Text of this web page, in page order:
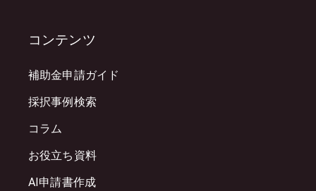
コンテンツ
補助金申請ガイド
採択事例検索
コラム
お役立ち資料
AI申請書作成